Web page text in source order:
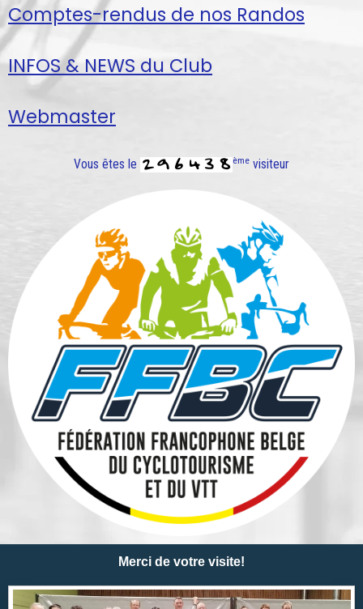
Comptes-rendus de nos Randos
INFOS & NEWS du Club
Webmaster
Vous êtes le ème visiteur
Merci de votre visite!